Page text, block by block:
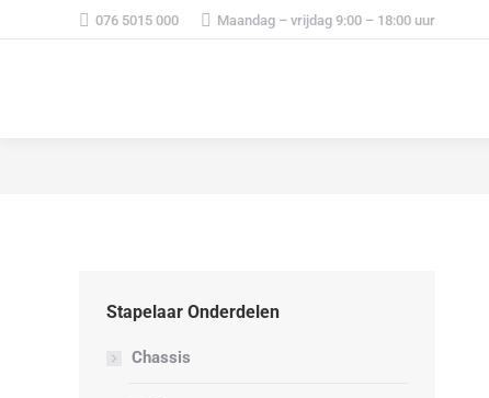
076 5015 000 Maandag – vrijdag 9:00 – 18:00 uur
Stapelaar Onderdelen
Chassis